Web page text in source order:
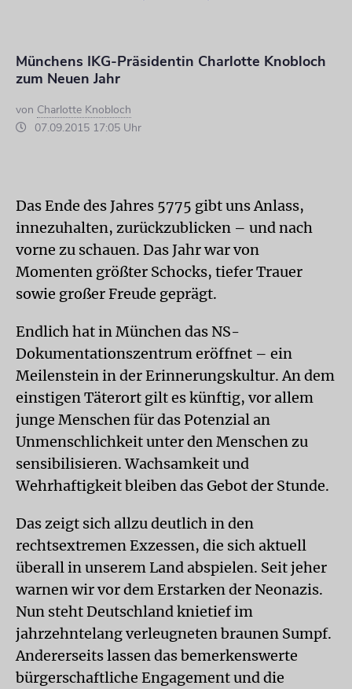
Münchens IKG-Präsidentin Charlotte Knobloch
zum Neuen Jahr
von Charlotte Knobloch
07.09.2015 17:05 Uhr
Das Ende des Jahres 5775 gibt uns Anlass,
innezuhalten, zurückzublicken – und nach
vorne zu schauen. Das Jahr war von
Momenten größter Schocks, tiefer Trauer
sowie großer Freude geprägt.
Endlich hat in München das NS-
Dokumentationszentrum eröffnet – ein
Meilenstein in der Erinnerungskultur. An dem
einstigen Täterort gilt es künftig, vor allem
junge Menschen für das Potenzial an
Unmenschlichkeit unter den Menschen zu
sensibilisieren. Wachsamkeit und
Wehrhaftigkeit bleiben das Gebot der Stunde.
Das zeigt sich allzu deutlich in den
rechtsextremen Exzessen, die sich aktuell
überall in unserem Land abspielen. Seit jeher
warnen wir vor dem Erstarken der Neonazis.
Nun steht Deutschland knietief im
jahrzehntelang verleugneten braunen Sumpf.
Andererseits lassen das bemerkenswerte
bürgerschaftliche Engagement und die